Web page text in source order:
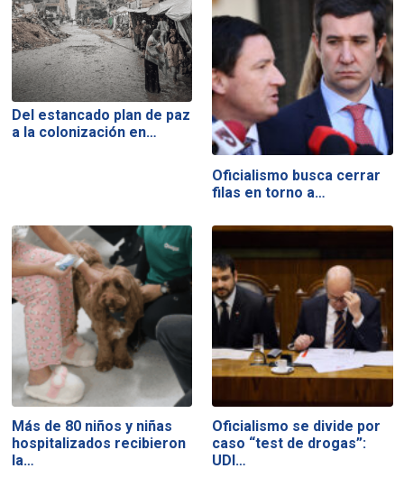
Del estancado plan de paz
a la colonización en…
Oficialismo busca cerrar
filas en torno a…
Más de 80 niños y niñas
hospitalizados recibieron
la…
Oficialismo se divide por
caso “test de drogas”:
UDI…